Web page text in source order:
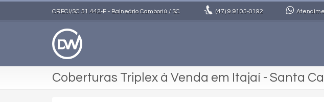
CRECI/SC 51.442-F - Balneário Camboriú / SC (47)9.9105-0192
Coberturas Triplex à Venda em Itajaí - Santa